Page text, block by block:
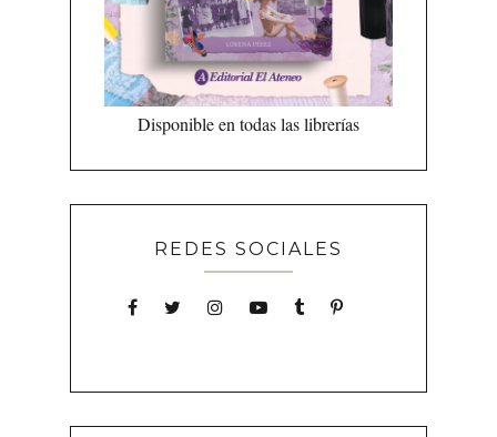
Disponible en todas las librerías
REDES SOCIALES